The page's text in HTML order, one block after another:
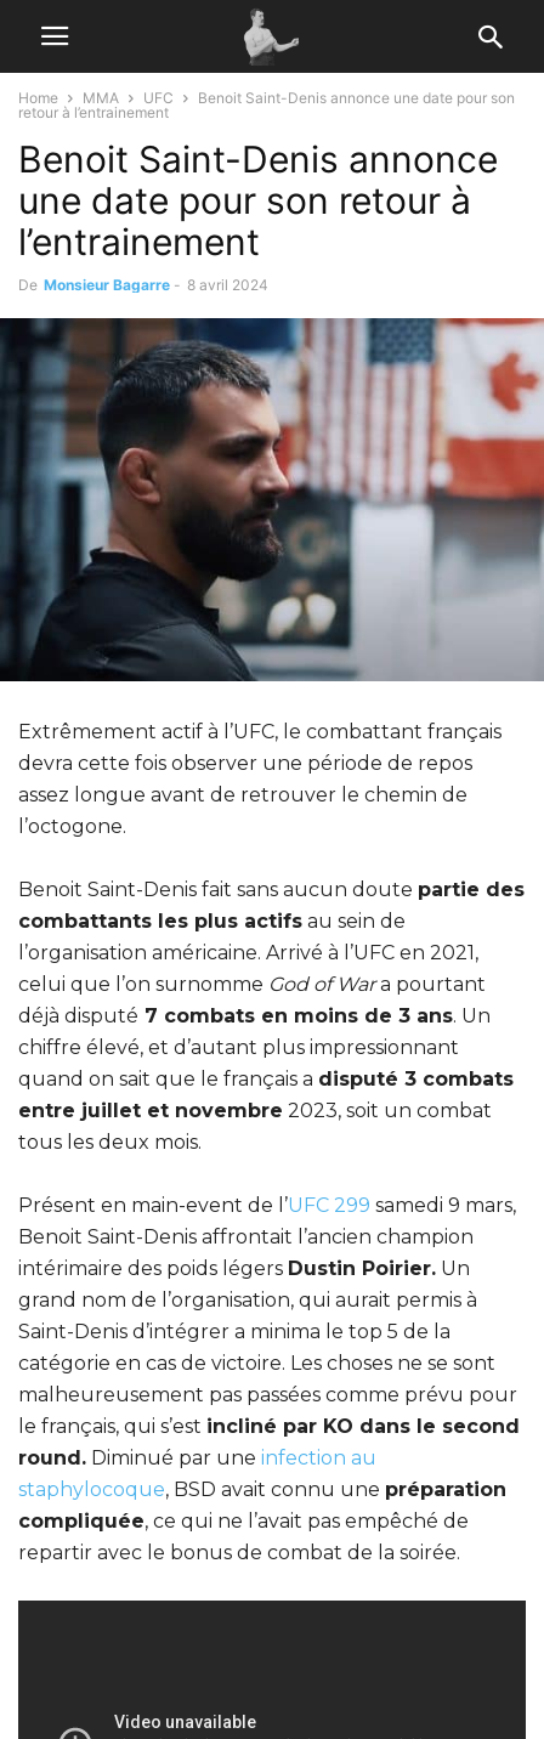
Home MMA UFC
Benoit Saint-Denis annonce une date pour son
retour à l’entrainement
Benoit Saint-Denis annonce
une date pour son retour à
l’entrainement
De Monsieur Bagarre - 8 avril 2024
Extrêmement actif à l’UFC, le combattant français
devra cette fois observer une période de repos
assez longue avant de retrouver le chemin de
l’octogone.
Benoit Saint-Denis fait sans aucun doute partie des
combattants les plus actifs au sein de
l’organisation américaine. Arrivé à l’UFC en 2021,
celui que l’on surnomme God of Wara pourtant
déjà disputé 7 combats en moins de 3 ans. Un
chiffre élevé, et d’autant plus impressionnant
quand on sait que le français a disputé 3 combats
entre juillet et novembre 2023, soit un combat
tous les deux mois.
Présent en main-event de l’UFC 299 samedi 9 mars,
Benoit Saint-Denis affrontait l’ancien champion
intérimaire des poids légers Dustin Poirier. Un
grand nom de l’organisation, qui aurait permis à
Saint-Denis d’intégrer a minima le top 5 de la
catégorie en cas de victoire. Les choses ne se sont
malheureusement pas passées comme prévu pour
le français, qui s’est incliné par KO dans le second
round. Diminué par une infection au
staphylocoque, BSD avait connu une préparation
compliquée, ce qui ne l’avait pas empêché de
repartir avec le bonus de combat de la soirée.